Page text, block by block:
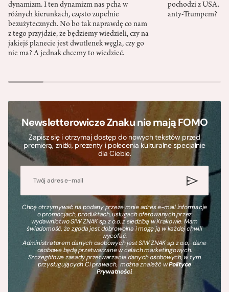
dynamizm. I ten dynamizm nas pcha w
różnych kierunkach, często zupełnie
bezużytecznych. No bo tak naprawdę co nam
z tego przyjdzie, że będziemy wiedzieli, czy na
jakiejś planecie jest dwutlenek węgla, czy go
nie ma? A jednak chcemy to wiedzieć.
pochodzi z USA.
anty-Trumpem?
Newsletterowicze Znaku nie mają FOMO
Zapisz się i otrzymaj dostęp do nowych tekstów przed
premierą, zniżki, prezenty i polecenia kulturalne specjalnie
dla Ciebie.
Chcę otrzymywać na podany przeze mnie adres e-mail informacje
o promocjach, produktach, usługach oferowanych przez
wydawnictwo SIW ZNAK sp. z o.o. z siedzibą w Krakowie. Mam
świadomość, że zgoda jest dobrowolna i mogę ją w każdej chwili
wycofać.
Administratorem danych osobowych jest SIW ZNAK sp. z o.o., dane
osobowe będą przetwarzane w celach marketingowych.
Szczegółowe zasady przetwarzania danych osobowych, w tym
przysługujących Ci prawach, można znaleźć wPolityce
Prywatności.